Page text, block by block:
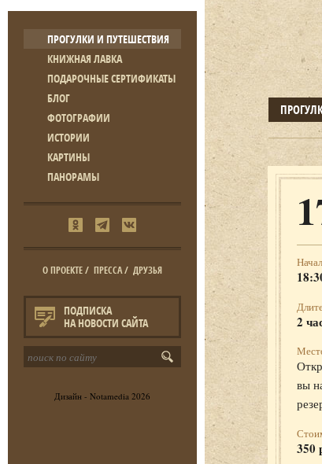
ПРОГУЛКИ И ПУТЕШЕСТВИЯ
КНИЖНАЯ ЛАВКА
ПОДАРОЧНЫЕ СЕРТИФИКАТЫ
БЛОГ
ФОТОГРАФИИ
ИСТОРИИ
КАРТИНЫ
ПАНОРАМЫ
О ПРОЕКТЕ/ ПРЕССА/ ДРУЗЬЯ
ПОДПИСКА
НА НОВОСТИ САЙТА
Дизайн - Notamedia 2026
2
вы
350